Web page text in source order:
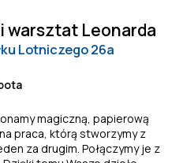
warsztat Leonarda
Lotniczego 26a
magiczną, papierową
praca, którą stworzymy z
za drugim. Połączymy je z